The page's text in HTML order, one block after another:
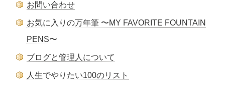
お問い合わせ
お気に入りの万年筆 〜MY FAVORITE FOUNTAIN
PENS〜
ブログと管理人について
人生でやりたい100のリスト